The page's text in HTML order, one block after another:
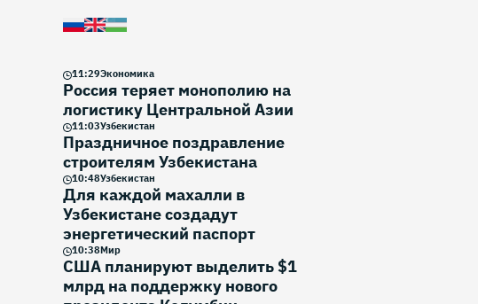
11:29Экономика
Россия теряет монополию на
логистику Центральной Азии
11:03Узбекистан
Праздничное поздравление
строителям Узбекистана
10:48Узбекистан
Для каждой махалли в
Узбекистане создадут
энергетический паспорт
10:38Мир
США планируют выделить $1
млрд на поддержку нового